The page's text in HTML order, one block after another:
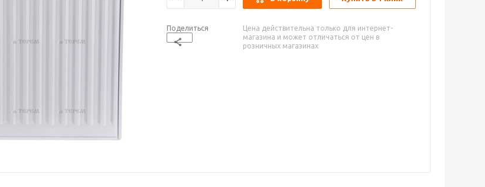
Поделиться
Цена действительна только для интернет-
магазина и может отличаться от цен в
розничных магазинах